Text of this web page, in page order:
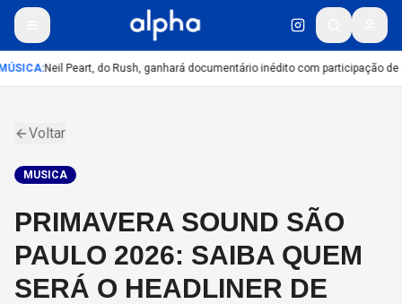
:Neil Peart, do Rush, ganhará documentário inédito com participação de
Voltar
MUSICA
PRIMAVERA SOUND SÃO
PAULO 2026: SAIBA QUEM
SERÁ O HEADLINER DE